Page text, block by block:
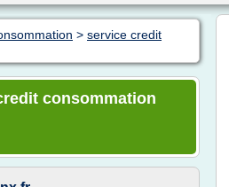
> service credit
consommation